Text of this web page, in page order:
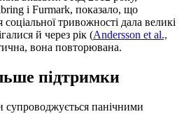
і Furmark, показало, що
тривожності дала великі
й через рік (Andersson et al.,
вона повторювана.
підтримки
супроводжується панічними